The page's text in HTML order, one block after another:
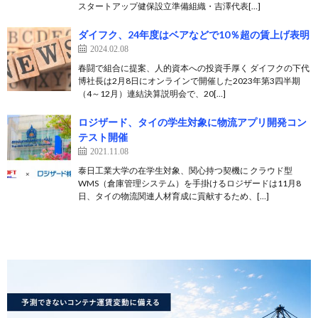
スタートアップ健保設立準備組織・吉澤代表[…]
ダイフク、24年度はベアなどで10％超の賃上げ表明
2024.02.08
春闘で組合に提案、人的資本への投資手厚く ダイフクの下代
博社長は2月8日にオンラインで開催した2023年第3四半期
（4～12月）連結決算説明会で、20[…]
ロジザード、タイの学生対象に物流アプリ開発コン
テスト開催
2021.11.08
泰日工業大学の在学生対象、関心持つ契機に クラウド型
WMS（倉庫管理システム）を手掛けるロジザードは11月8
日、タイの物流関連人材育成に貢献するため、[…]